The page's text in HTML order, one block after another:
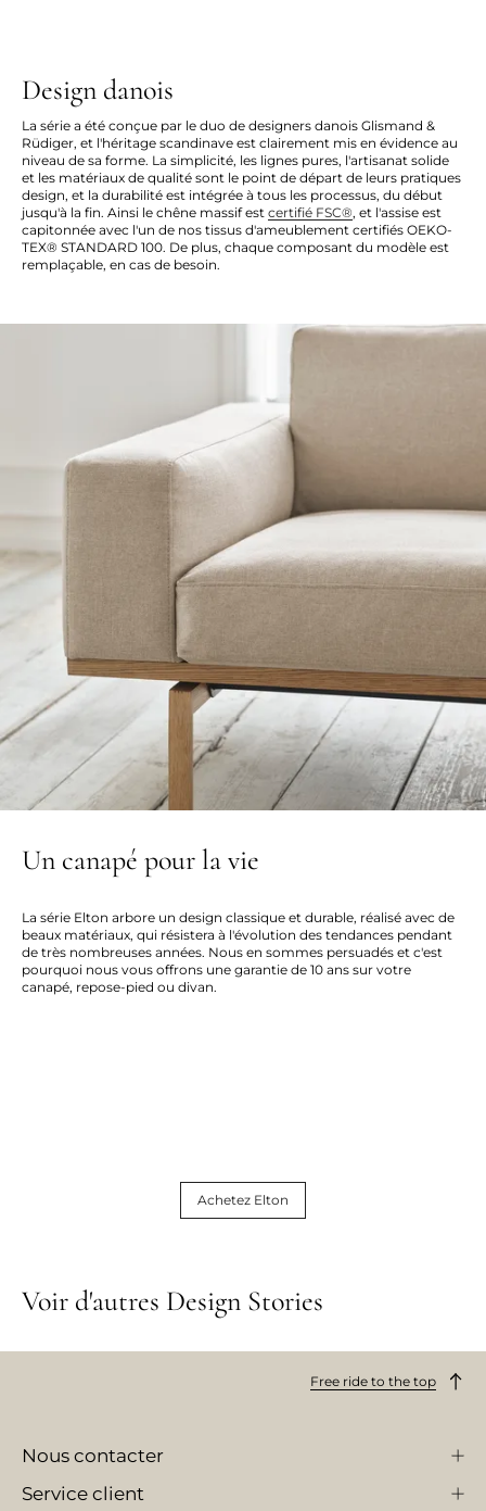
Design danois
La série a été conçue par le duo de designers danois Glismand &
Rüdiger, et l'héritage scandinave est clairement mis en évidence au
niveau de sa forme. La simplicité, les lignes pures, l'artisanat solide
et les matériaux de qualité sont le point de départ de leurs pratiques
design, et la durabilité est intégrée à tous les processus, du début
jusqu'à la fin. Ainsi le chêne massif est certifié FSC®, et l'assise est
capitonnée avec l'un de nos tissus d'ameublement certifiés OEKO-
TEX® STANDARD 100. De plus, chaque composant du modèle est
remplaçable, en cas de besoin.
Un canapé pour la vie
La série Elton arbore un design classique et durable, réalisé avec de
beaux matériaux, qui résistera à l'évolution des tendances pendant
de très nombreuses années. Nous en sommes persuadés et c'est
pourquoi nous vous offrons une garantie de 10 ans sur votre
canapé, repose-pied ou divan.
Achetez Elton
Voir d'autres Design Stories
Free ride to the top
Nous contacter
Service client